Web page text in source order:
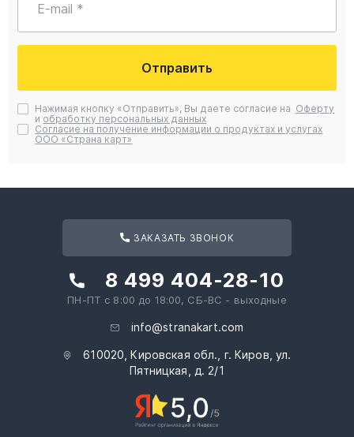
E-mail *
Отправить
Нажимая кнопку «Отправить», Вы даете согласие на Оферту
и обработку персональных данных
Согласие на получение информации о продуктах и услугах
ООО «Страна карт»
ЗАКАЗАТЬ ЗВОНОК
8 499 404-28-10
ПН-ПТ с 8:00 до 18:00, СБ-ВС - выходные
info@stranakart.com
610020, Кировская обл., г. Киров, ул.
Пятницкая, д. 2/1